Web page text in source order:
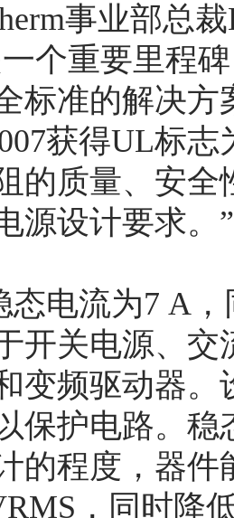
事业部总
个重要里程
标准的解决
获得UL标
的质量、安
源设计要求。”
态电流为7 A
开关电源、交
变频驱动器
保护电路。
的程度，器件
，同时降